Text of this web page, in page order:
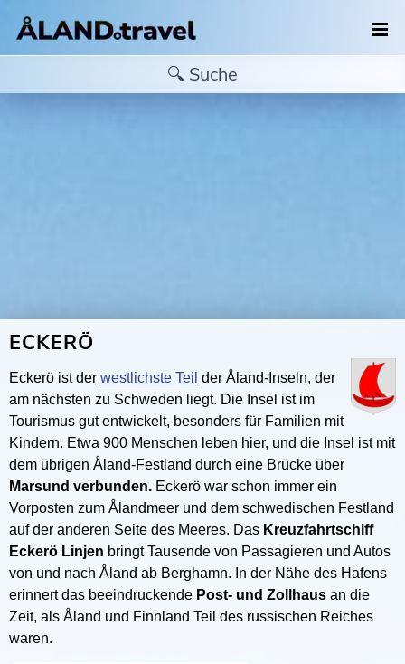
ECKERÖ
Eckerö ist der westlichste Teil der Åland-Inseln, der
am nächsten zu Schweden liegt. Die Insel ist im
Tourismus gut entwickelt, besonders für Familien mit
Kindern. Etwa 900 Menschen leben hier, und die Insel ist mit
dem übrigen Åland-Festland durch eine Brücke über
Marsund verbunden. Eckerö war schon immer ein
Vorposten zum Ålandmeer und dem schwedischen Festland
auf der anderen Seite des Meeres. Das Kreuzfahrtschiff
Eckerö Linjen bringt Tausende von Passagieren und Autos
von und nach Åland ab Berghamn. In der Nähe des Hafens
erinnert das beeindruckende Post- und Zollhaus an die
Zeit, als Åland und Finnland Teil des russischen Reiches
waren.